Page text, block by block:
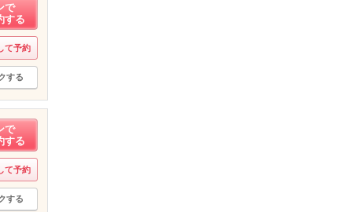
で
する
て予約
する
で
する
て予約
する